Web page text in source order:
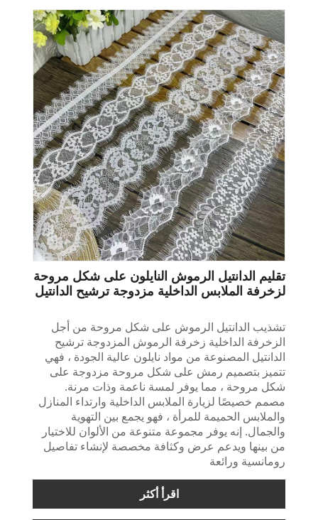
تقليم الدانتيل الرموش النايلون على شكل مروحة
لزخرفة الملابس الداخلية مزدوجة ترشيح الدانتيل
تشذيب الدانتيل الرموش على شكل مروحة من أجل
الزخرفة الداخلية زخرفة الرموش المزدوجة ترشيح
الدانتيل المصنوعة من مواد نايلون عالية الجودة ، فهي
تتميز بتصميم رمش على شكل مروحة مزدوجة على
شكل مروحة ، مما يوفر لمسة ناعمة وذات مرنة.
مصمم خصيصًا لزيارة الملابس الداخلية وارتداء المنازل
والملابس الحميمة للمرأة ، فهو يجمع بين التهوية
والجمال. إنه يوفر مجموعة متنوعة من الألوان للاختيار
من بينها ويدعم عرض وكثافة مخصصة لإنشاء تفاصيل
رومانسية ورائعة
اقرأ أكثر